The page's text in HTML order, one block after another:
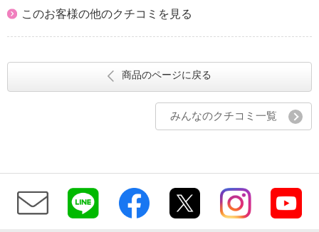
このお客様の他のクチコミを見る
商品のページに戻る
みんなのクチコミ一覧